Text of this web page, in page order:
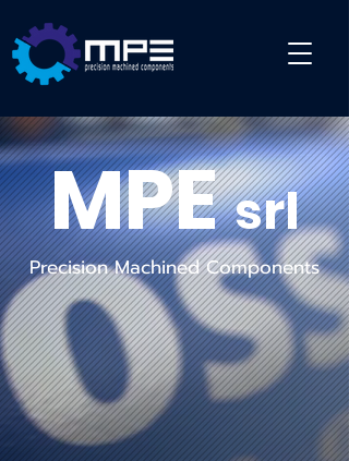
MPE srl
Precision Machined Components